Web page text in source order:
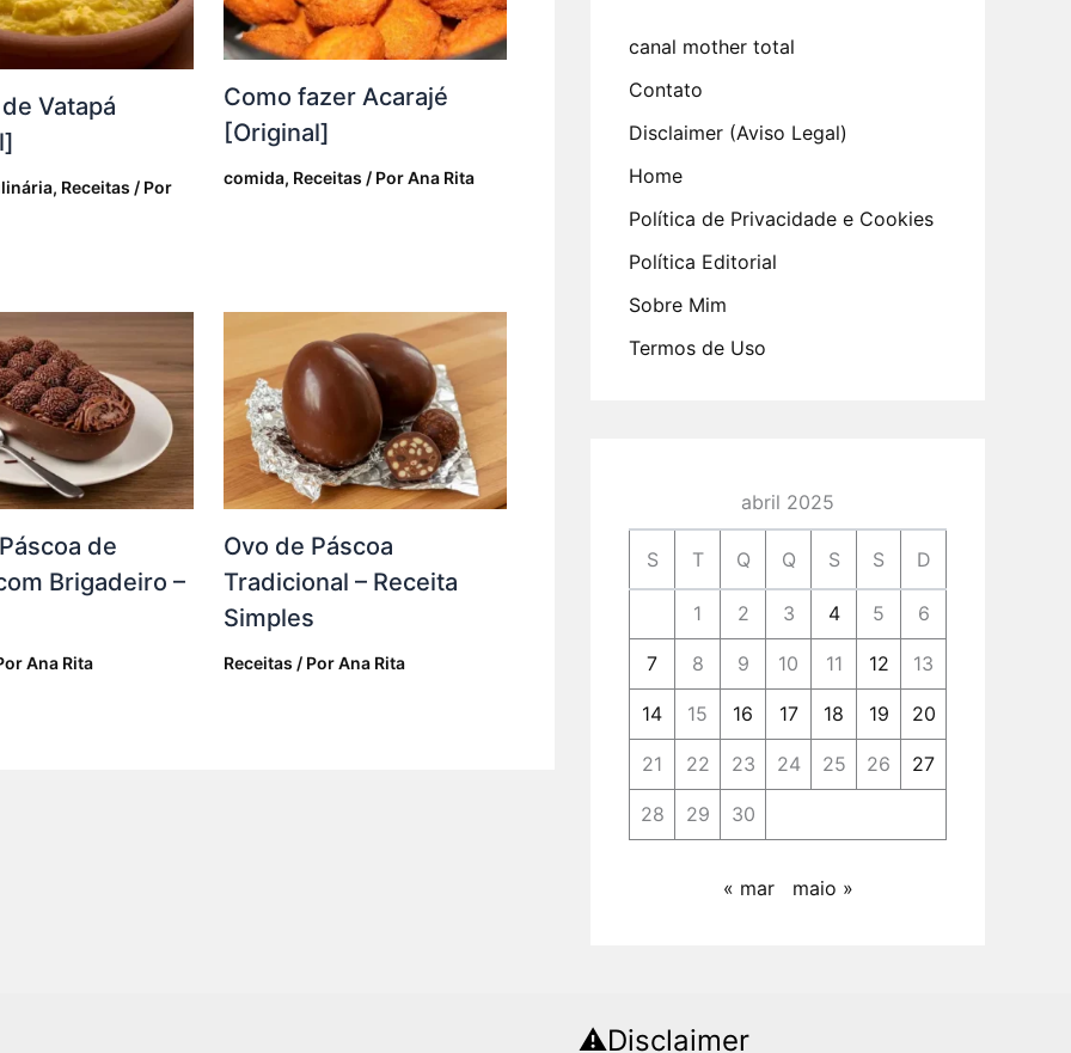
Vatapá
, Receitas / Por
Como fazer Acarajé
[Original]
comida, Receitas / PorAna Rita
de
Brigadeiro –
Ana Rita
Ovo de Páscoa
Tradicional – Receita
Simples
Receitas / PorAna Rita
canal mother total
Contato
Disclaimer (Aviso Legal)
Home
Política de Privacidade e Cookies
Política Editorial
Sobre Mim
Termos de Uso
abril 2025
S T Q Q S S D
1 2 3 4 5 6
7 8 9 10 11 12 13
14 15 16 17 18 19 20
21 22 23 24 25 26 27
28 29 30
« mar maio »
⚠️Disclaimer